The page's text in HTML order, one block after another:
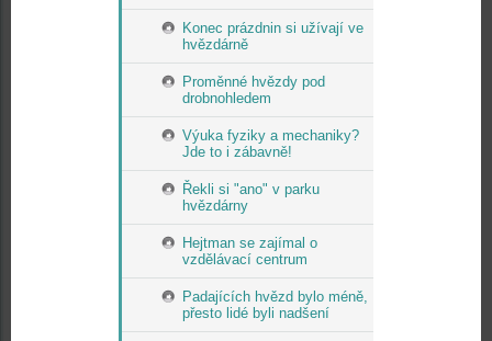
Konec prázdnin si užívají ve
hvězdárně
Proměnné hvězdy pod
drobnohledem
Výuka fyziky a mechaniky?
Jde to i zábavně!
Řekli si "ano" v parku
hvězdárny
Hejtman se zajímal o
vzdělávací centrum
Padajících hvězd bylo méně,
přesto lidé byli nadšení